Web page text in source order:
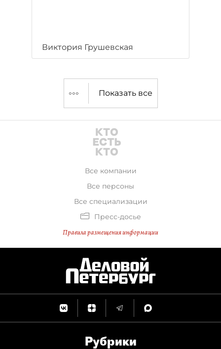
Виктория Грушевская
Показать все
Все компании
Все персоны
Все специализации
Пресс-досье
Правила размещения информации
Рубрики